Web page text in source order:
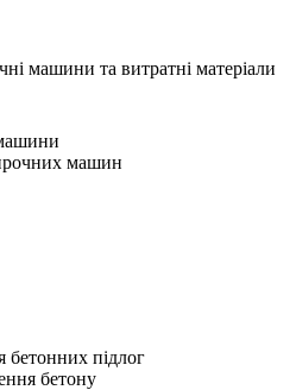
машини та витратні матеріали
машин
бетонних підлог
бетону